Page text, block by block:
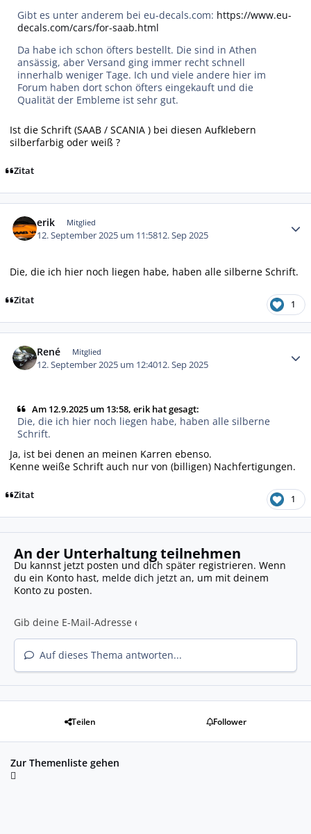
Gibt es unter anderem bei eu-decals.com: https://www.eu-
decals.com/cars/for-saab.html
Da habe ich schon öfters bestellt. Die sind in Athen
ansässig, aber Versand ging immer recht schnell
innerhalb weniger Tage. Ich und viele andere hier im
Forum haben dort schon öfters eingekauft und die
Qualität der Embleme ist sehr gut.
Ist die Schrift (SAAB / SCANIA ) bei diesen Aufklebern
silberfarbig oder weiß ?
Zitat
erik Mitglied
12. September 2025 um 11:5812. Sep 2025
Die, die ich hier noch liegen habe, haben alle silberne Schrift.
Zitat 1
René Mitglied
12. September 2025 um 12:4012. Sep 2025
Am 12.9.2025 um 13:58, erik hat gesagt:
Die, die ich hier noch liegen habe, haben alle silberne
Schrift.
Ja, ist bei denen an meinen Karren ebenso.
Kenne weiße Schrift auch nur von (billigen) Nachfertigungen.
Zitat 1
An der Unterhaltung teilnehmen
Du kannst jetzt posten und dich später registrieren. Wenn
du ein Konto hast, melde dich jetzt an, um mit deinem
Konto zu posten.
Auf dieses Thema antworten...
Teilen Follower
Zur Themenliste gehen